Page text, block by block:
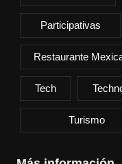
Participativas
Restaurante
Tech
Turismo